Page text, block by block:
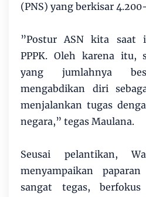
(PNS) yang berkisar
​”Postur ASN kita saat
PPPK. Oleh karena itu,
yang jumlahnya
mengabdikan diri
menjalankan tugas
negara,” tegas Maulana.
​Seusai pelantikan,
menyampaikan
sangat tegas,